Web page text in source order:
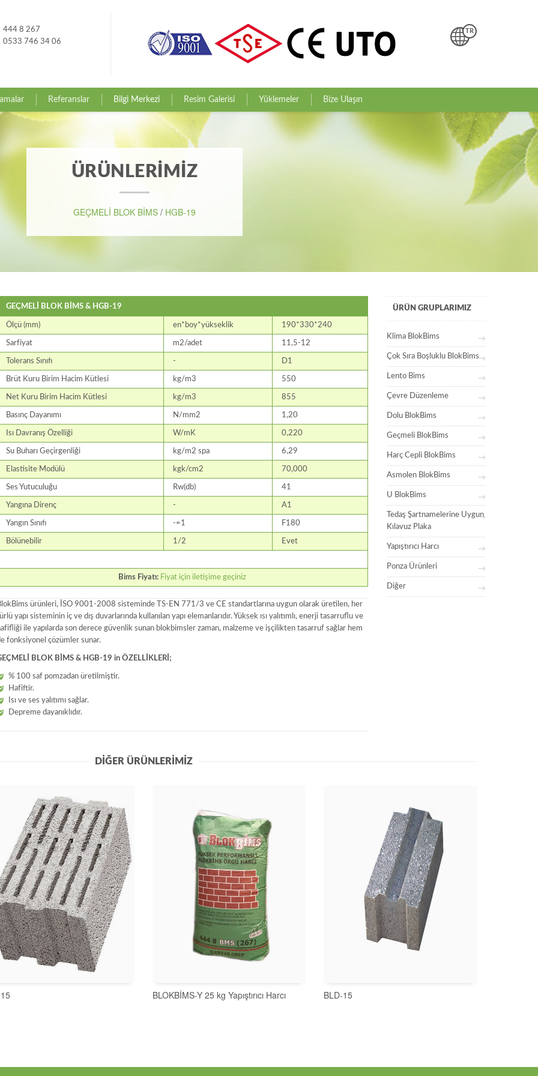
TR
444 8 267
0533 746 34 06
Referanslar Bilgi Merkezi Resim Galerisi Yüklemeler Bize Ulaşın
ÜRÜNLERİMİZ
GEÇMELİ BLOK BİMS / HGB-19
GEÇMELİ BLOK BİMS & HGB-19
Ölçü (mm) en*boy*yükseklik 190*330*240
Sarfiyat m2/adet 11,5-12
Tolerans Sınıfı - D1
Brüt Kuru Birim Hacim Kütlesi kg/m3 550
Net Kuru Birim Hacim Kütlesi kg/m3 855
Basınç Dayanımı N/mm2 1,20
Isı Davranış Özelliği W/mK 0,220
Su Buharı Geçirgenliği kg/m2 spa 6,29
Elastisite Modülü kgk/cm2 70,000
Ses Yutuculuğu Rw(db) 41
Yangına Direnç - A1
Yangın Sınıfı -=1 F180
Bölünebilir 1/2 Evet
Bims Fiyatı: Fiyat için iletişime geçiniz
ürünleri, İSO 9001-2008 sisteminde TS-EN 771/3 ve CE standartlarına uygun olarak üretilen, her
yapı sisteminin iç ve dış duvarlarında kullanılan yapı elemanlarıdır. Yüksek ısı yalıtımlı, enerji tasarruflu ve
ile yapılarda son derece güvenlik sunan blokbimsler zaman, malzeme ve işçilikten tasarruf sağlar hem
fonksiyonel çözümler sunar.
BLOK BİMS & HGB-19 in ÖZELLİKLERİ;
% 100 saf pomzadan üretilmiştir.
Hafiftir.
Isı ve ses yalıtımı sağlar.
Depreme dayanıklıdır.
ÜRÜN GRUPLARIMIZ
Klima BlokBims
Çok Sıra Boşluklu BlokBims
Lento Bims
Çevre Düzenleme
Dolu BlokBims
Geçmeli BlokBims
Harç Cepli BlokBims
Asmolen BlokBims
U BlokBims
Tedaş Şartnamelerine Uygun
Kılavuz Plaka
Yapıştırıcı Harcı
Ponza Ürünleri
Diğer
DİĞER ÜRÜNLERİMİZ
BLOKBİMS-Y 25 kg Yapıştırıcı Harcı BLD-15